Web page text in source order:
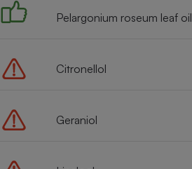
Pelargonium roseum leaf oil
Citronellol
Geraniol